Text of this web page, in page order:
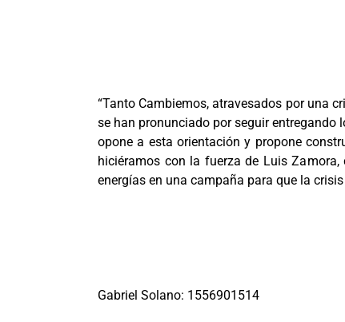
“Tanto Cambiemos, atravesados por una
se han pronunciado por seguir entregando
opone a esta orientación y propone
hiciéramos con la fuerza de Luis
energías en una campaña para que la
Gabriel Solano: 1556901514